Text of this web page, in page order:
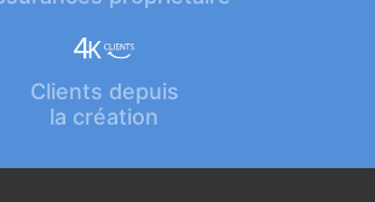
Clients depuis
la création